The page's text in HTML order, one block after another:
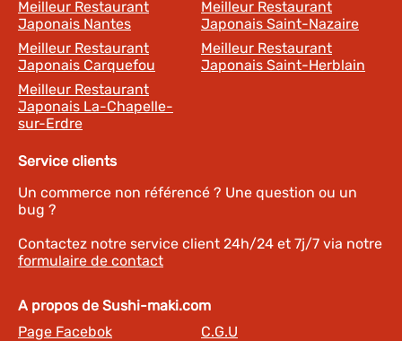
Meilleur Restaurant
Japonais Nantes
Meilleur Restaurant
Japonais Saint-Nazaire
Meilleur Restaurant
Japonais Carquefou
Meilleur Restaurant
Japonais Saint-Herblain
Meilleur Restaurant
Japonais La-Chapelle-
sur-Erdre
Service clients
Un commerce non référencé ? Une question ou un
bug ?
Contactez notre service client 24h/24 et 7j/7 via notre
formulaire de contact
A propos de Sushi-maki.com
Page Facebok
C.G.U